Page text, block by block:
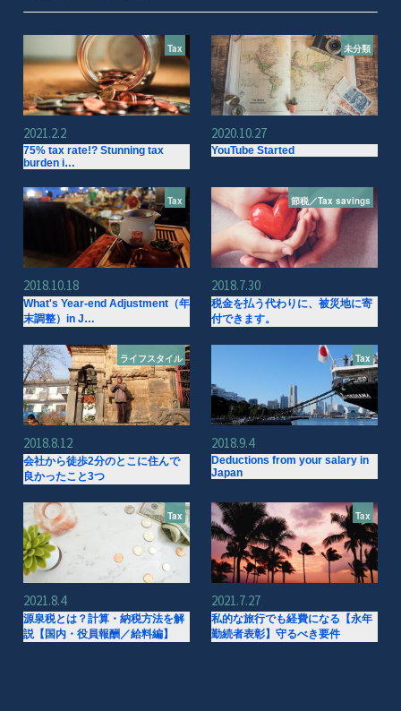
Tax
2021.2.2
75% tax rate!? Stunning tax
burden i…
未分類
2020.10.27
YouTube Started
Tax
2018.10.18
What's Year-end Adjustment（年
末調整）in J…
節税／Tax savings
2018.7.30
税金を払う代わりに、被災地に寄
付できます。
ライフスタイル
2018.8.12
会社から徒歩2分のとこに住んで
良かったこと3つ
Tax
2018.9.4
Deductions from your salary in
Japan
Tax
2021.8.4
源泉税とは？計算・納税方法を解
説【国内・役員報酬／給料編】
Tax
2021.7.27
私的な旅行でも経費になる【永年
勤続者表彰】守るべき要件